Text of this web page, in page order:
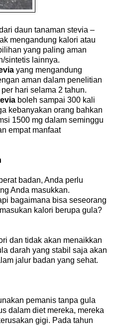
daun tanaman stevia –
mengandung kalori atau
yang paling aman
sintetis lainnya.
yang mengandung
aman dalam penelitian
hari selama 2 tahun.
boleh sampai 300 kali
kebanyakan orang bahkan
1500 mg dalam seminggu
empat manfaat
badan, Anda perlu
Anda masukkan.
bagaimana bisa seseorang
kalori berupa gula?
dan tidak akan menaikkan
darah yang stabil saja akan
jalur badan yang sehat.
pemanis tanpa gula
dalam diet mereka, mereka
gigi. Pada tahun